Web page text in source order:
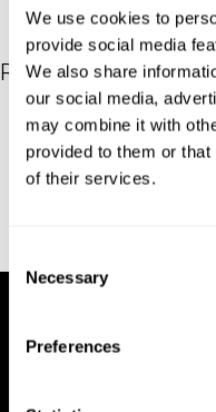
We use cookies to
provide social media
We also share
our social media,
may combine it with
provided to them or
of their services.
Selection
Necessary
Preferences
Riferimenti
Hooper, H. E. (1983).
Los Angeles, CA: Western
Merten, T. (2004). A Short